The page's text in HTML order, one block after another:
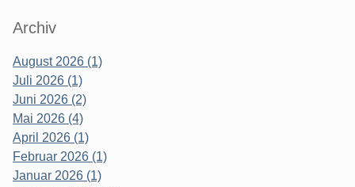
Archiv
August 2026 (1)
Juli 2026 (1)
Juni 2026 (2)
Mai 2026 (4)
April 2026 (1)
Februar 2026 (1)
Januar 2026 (1)